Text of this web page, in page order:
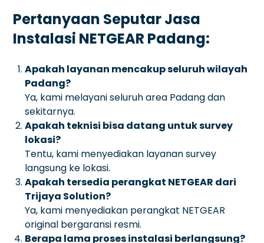
Pertanyaan Seputar Jasa
Instalasi NETGEAR Padang:
Apakah layanan mencakup seluruh wilayah
Padang?
Ya, kami melayani seluruh area Padang dan
sekitarnya.
Apakah teknisi bisa datang untuk survey
lokasi?
Tentu, kami menyediakan layanan survey
langsung ke lokasi.
Apakah tersedia perangkat NETGEAR dari
Trijaya Solution?
Ya, kami menyediakan perangkat NETGEAR
original bergaransi resmi.
Berapa lama proses instalasi berlangsung?